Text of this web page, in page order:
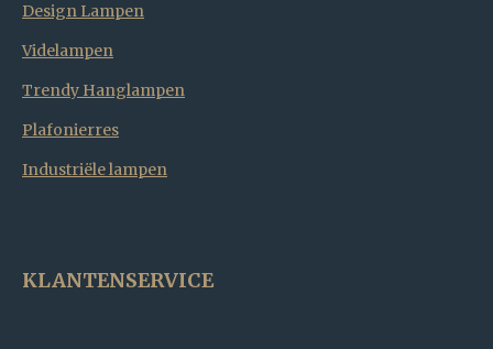
Design Lampen
Videlampen
Trendy Hanglampen
Plafonierres
Industriële lampen
KLANTENSERVICE